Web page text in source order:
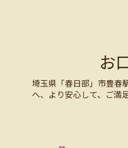
お
埼玉県「春日部」市豊春
へ、より安心して、ご満